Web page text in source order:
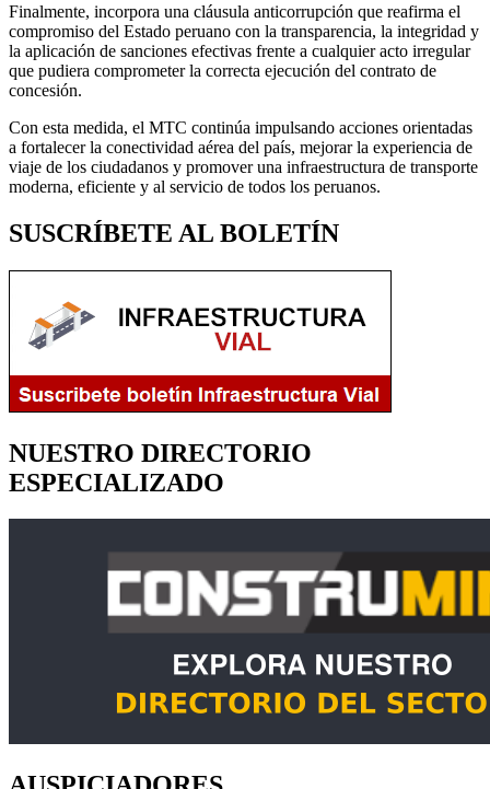
Finalmente, incorpora una cláusula anticorrupción que reafirma el
compromiso del Estado peruano con la transparencia, la integridad y
la aplicación de sanciones efectivas frente a cualquier acto irregular
que pudiera comprometer la correcta ejecución del contrato de
concesión.
Con esta medida, el MTC continúa impulsando acciones orientadas
a fortalecer la conectividad aérea del país, mejorar la experiencia de
viaje de los ciudadanos y promover una infraestructura de transporte
moderna, eficiente y al servicio de todos los peruanos.
SUSCRÍBETE AL BOLETÍN
NUESTRO DIRECTORIO
ESPECIALIZADO